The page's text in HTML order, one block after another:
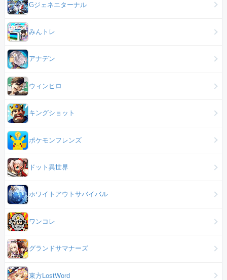
Gジェネエターナル
みんトレ
アナデン
ウィンヒロ
キングショット
ポケモンフレンズ
ドット異世界
ホワイトアウトサバイバル
ワンコレ
グランドサマナーズ
東方LostWord